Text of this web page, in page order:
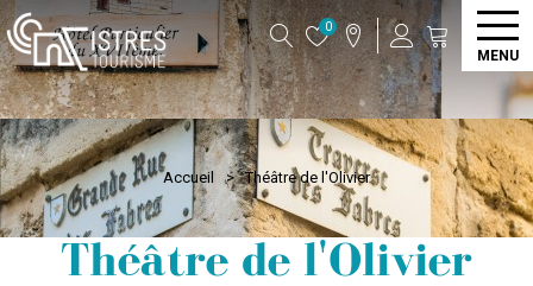
0
MENU
Accueil > Théâtre de l'Olivier
Théâtre de l'Olivier